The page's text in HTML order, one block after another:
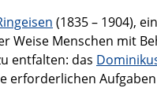
(1835 – 1904),
Weise Menschen mit
entfalten: das
erforderlichen